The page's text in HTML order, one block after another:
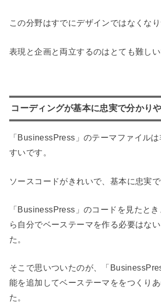
この分野はすでにデザインではなくなり
表現と企画と両立するのはとても難しい
コーディングが基本に忠実で分かり
「BusinessPress」のテーマファイル
すいです。
ソースコードがきれいで、基本に忠実で
「BusinessPress」のコードを見たと
ら自分でベーステーマを作る必要はな
た。
そこで思いついたのが、「
能を追加してベーステーマををつくり
た。